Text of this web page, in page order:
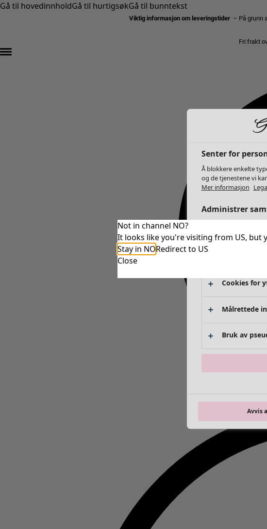
Gå til hovedinnholdGå til hurtigsøkGå til bunntekst
Viktig informasjon om leveringstider – På grunn
Fri frakt
Not in channel NO?
It looks like you're visiting from US, but
Stay in NORedirect to US
Close
Senter for
Å blokkere enkelte
og de tjenestene vi
Mer informasjon
Administrer
Helt
Cookies for
Målrettede
Bruk av
Avvis